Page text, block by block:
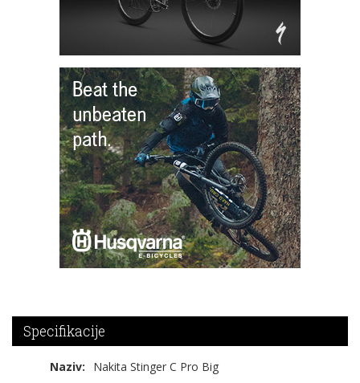
Specifikacije
Naziv:
Nakita Stinger C Pro Big